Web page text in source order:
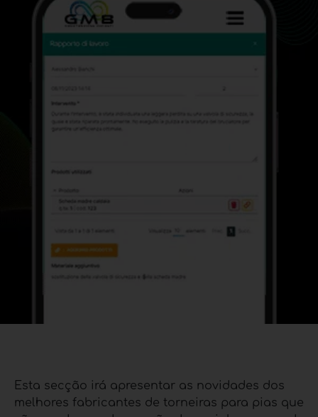
Esta secção irá apresentar as novidades dos
melhores fabricantes de torneiras para pias que